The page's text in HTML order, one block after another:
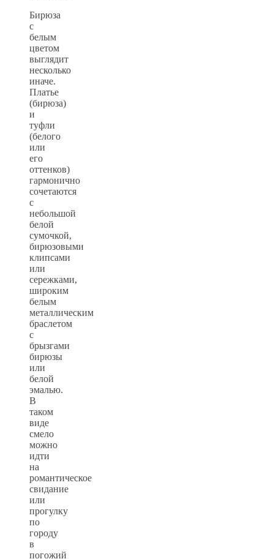
Бирюза
с
белым
цветом
выглядит
несколько
иначе.
Платье
(бирюза)
и
туфли
(белого
или
его
оттенков)
гармонично
сочетаются
с
небольшой
белой
сумочкой,
бирюзовыми
клипсами
или
сережками,
широким
белым
металлическим
браслетом
с
брызгами
бирюзы
или
белой
эмалью.
В
таком
виде
смело
можно
идти
на
романтическое
свидание
или
прогулку
по
городу
в
погожий